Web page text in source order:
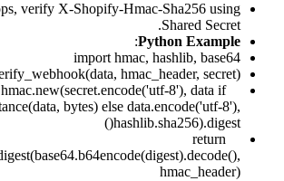
verify X-Shopify-Hmac-Sha256 using
Shared Secret.
Python Example
:
import hmac, hashlib, base64
hmac_header, secret):
8'), data if
bytes) else data.encode('utf-8'),
hashlib.sha256).digest()
return
hmac_header)